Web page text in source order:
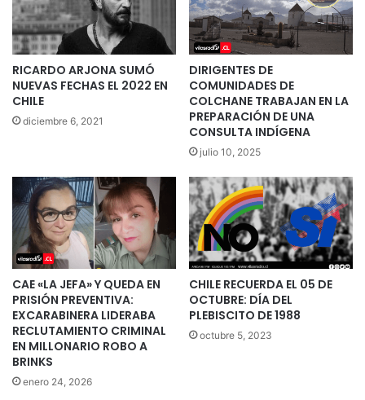
RICARDO ARJONA SUMÓ
NUEVAS FECHAS EL 2022 EN
CHILE
diciembre 6, 2021
DIRIGENTES DE
COMUNIDADES DE
COLCHANE TRABAJAN EN LA
PREPARACIÓN DE UNA
CONSULTA INDÍGENA
julio 10, 2025
CAE «LA JEFA» Y QUEDA EN
PRISIÓN PREVENTIVA:
EXCARABINERA LIDERABA
RECLUTAMIENTO CRIMINAL
EN MILLONARIO ROBO A
BRINKS
enero 24, 2026
CHILE RECUERDA EL 05 DE
OCTUBRE: DÍA DEL
PLEBISCITO DE 1988
octubre 5, 2023